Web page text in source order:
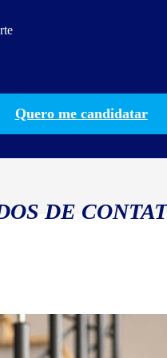
Quero me candidatar
DE